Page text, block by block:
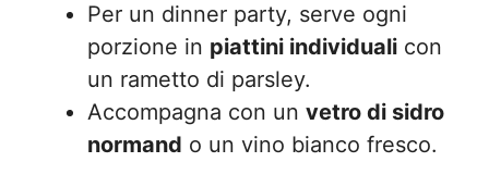
Per un dinner party, serve ogni
porzione in piattini individuali con
un rametto di parsley.
Accompagna con un vetro di sidro
normand o un vino bianco fresco.